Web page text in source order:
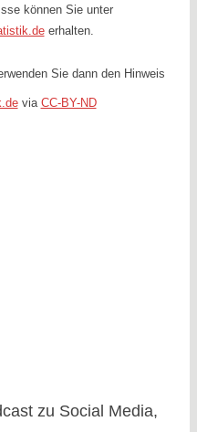
können Sie unter
erhalten.
Sie dann den Hinweis
via CC-BY-ND
zu Social Media,